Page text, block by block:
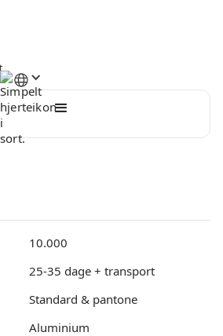
10.000
25-35 dage + transport
Standard & pantone
Aluminium